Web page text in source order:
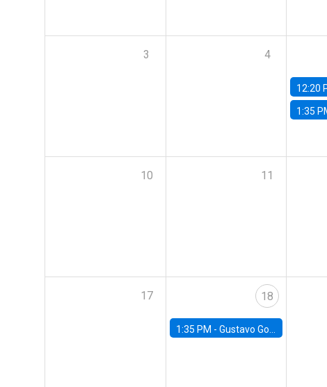
3 4
12:20
1:35
10 11
17 18
1:35 PM - Gustavo González, Banco Central de Chile